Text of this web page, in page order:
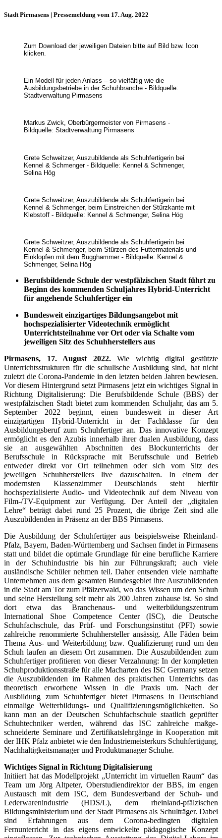
Stadt Pirmasens | Pressemeldung vom 17. Aug. 2022
Zum Download der jeweiligen Dateien bitte auf Bild bzw. Icon
klicken.
Ein Modell für jeden Anlass – so vielfältig wie die
Ausbildungsbetriebe in der Schuhbranche - Bildquelle:
Stadtverwaltung Pirmasens
Markus Zwick, Oberbürgermeister von Pirmasens -
Bildquelle: Stadtverwaltung Pirmasens
Grete Schweitzer, Auszubildende als Schuhfertigerin bei
Kennel & Schmenger - Bildquelle: Kennel & Schmenger,
Selina Hög
Grete Schweitzer, Auszubildende als Schuhfertigerin bei
Kennel & Schmenger, beim Einstreichen der Stürzkante mit
Klebstoff - Bildquelle: Kennel & Schmenger, Selina Hög
Grete Schweitzer, Auszubildende als Schuhfertigerin bei
Kennel & Schmenger, beim Stürzen des Futtermaterials und
Einklopfen mit dem Bugghammer - Bildquelle: Kennel &
Schmenger, Selina Hög
Berufsbildende Schule der westpfälzischen Stadt führt zu
Beginn des kommenden Schuljahres Hybrid-Unterricht
für angehende Schuhfertiger ein
Bundesweit einzigartiges Bildungsangebot mit
hochspezialisierter Videotechnik ermöglicht
Unterrichtsteilnahme vor Ort oder via Schalte vom
jeweiligen Sitz des Schuhherstellers aus
Pirmasens, 17. August 2022.Wie wichtig digital gestützte
Unterrichtsstrukturen für die schulische Ausbildung sind, hat nicht
zuletzt die Corona-Pandemie in den letzten beiden Jahren bewiesen.
Vor diesem Hintergrund setzt Pirmasens jetzt ein wichtiges Signal in
Richtung Digitalisierung: Die Berufsbildende Schule (BBS) der
westpfälzischen Stadt bietet zum kommenden Schuljahr, das am 5.
September 2022 beginnt, einen bundesweit in dieser Art
einzigartigen Hybrid-Unterricht in der Fachklasse für den
Ausbildungsberuf zum Schuhfertiger an. Das innovative Konzept
ermöglicht es den Azubis innerhalb ihrer dualen Ausbildung, dass
sie an ausgewählten Abschnitten des Blockunterrichts der
Berufsschule in Rücksprache mit Berufsschule und Betrieb
entweder direkt vor Ort teilnehmen oder sich vom Sitz des
jeweiligen Schuhherstellers live dazuschalten. In einem der
modernsten Klassenzimmer Deutschlands steht hierfür
hochspezialisierte Audio- und Video­technik auf dem Niveau von
Film-/TV-Equipment zur Verfügung. Der Anteil der „digitalen
Lehre“ beträgt dabei rund 25 Prozent, die übrige Zeit sind alle
Auszubildenden in Präsenz an der BBS Pirmasens.
Die Ausbildung der Schuhfertiger aus beispielsweise Rheinland-
Pfalz, Bayern, Baden-Württemberg und Sachsen findet in Pirmasens
statt und bildet die optimale Grundlage für eine berufliche Karriere
in der Schuhindustrie bis hin zur Führungskraft; auch viele
ausländische Schüler nehmen teil. Daher entsenden viele namhafte
Unternehmen aus dem gesamten Bundesgebiet ihre Auszu­bildenden
in die Stadt am Tor zum Pfälzerwald, wo das Wissen um den Schuh
und seine Herstellung seit mehr als 200 Jahren zuhause ist. So sind
dort etwa das Branchenaus- und weiterbildungszentrum
International Shoe Competence Center (ISC), die Deutsche
Schuhfachschule, das Prüf- und Forschungsinstitut (PFI) sowie
zahlreiche renommierte Schuhhersteller ansässig. Alle Fäden beim
Thema Aus- und Weiterbildung bzw. Qualifizierung rund um den
Schuh laufen an diesem Ort zusammen. Die Auszubildenden zum
Schuhfertiger profitieren von dieser Verzahnung: In der kompletten
Schuhproduktionsstraße für alle Macharten des ISC Germany setzen
die Auszubildenden im Rahmen des praktischen Unterrichts das
theoretisch erworbene Wissen in die Praxis um. Nach der
Ausbildung zum Schuhfertiger bietet Pirmasens in Deutschland
einmalige Weiterbildungs- und Qualifizierungsmöglichkeiten. So
kann man an der Deutschen Schuhfachschule staatlich geprüfter
Schuhtechniker werden, während das ISC zahlreiche maßge­
schneiderte Seminare und Zertifikatslehrgänge in Kooperation mit
der IHK Pfalz anbietet wie den Industriemeisterkurs Schuhfertigung,
Nachhaltigkeitsmanager und Produktmanager Schuhe.
Wichtiges Signal in Richtung Digitalisierung
Initiiert hat das Modellprojekt „Unterricht im virtuellen Raum“ das
Team um Jörg Altpeter, Oberstudiendirektor der BBS, im engen
Austausch mit dem ISC, dem Bundesverband der Schuh- und
Lederwarenindustrie (HDS/L), dem rheinland-pfälzischen
Bildungsministerium und der Stadt Pirmasens als Schulträger. Dabei
sind Erfahrungen aus dem Corona-bedingten digitalen
Fernunterricht in das eigens entwickelte pädagogische Konzept